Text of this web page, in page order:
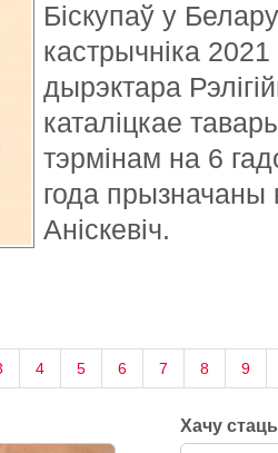
Біскупаў у
кастрычніка
дырэктара
каталіцкае
тэрмінам на 6
года прызначаны
Аніскевіч.
4 5 6 7 8 9
Хачу